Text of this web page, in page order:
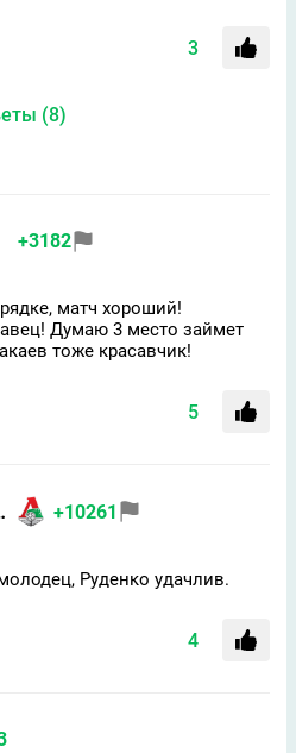
3
(8)
+3182
матч хороший!
Думаю 3 место займет
тоже красавчик!
5
+10261
Руденко удачлив.
4